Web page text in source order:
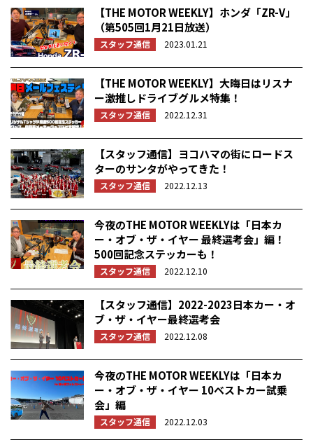
【THE MOTOR WEEKLY】ホンダ「ZR-V」
（第505回1月21日放送）
スタッフ通信 2023.01.21
【THE MOTOR WEEKLY】大晦日はリスナ
ー激推しドライブグルメ特集！
スタッフ通信 2022.12.31
【スタッフ通信】ヨコハマの街にロードス
ターのサンタがやってきた！
スタッフ通信 2022.12.13
今夜のTHE MOTOR WEEKLYは「日本カ
ー・オブ・ザ・イヤー 最終選考会」編！
500回記念ステッカーも！
スタッフ通信 2022.12.10
【スタッフ通信】2022-2023日本カー・オ
ブ・ザ・イヤー最終選考会
スタッフ通信 2022.12.08
今夜のTHE MOTOR WEEKLYは「日本カ
ー・オブ・ザ・イヤー 10ベストカー試乗
会」編
スタッフ通信 2022.12.03